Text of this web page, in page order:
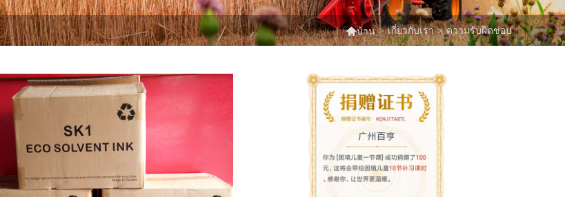
บ้าน > เกี่ยวกับเรา > ความรับผิดชอบ